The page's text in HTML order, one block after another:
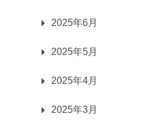
2025年6月
2025年5月
2025年4月
2025年3月